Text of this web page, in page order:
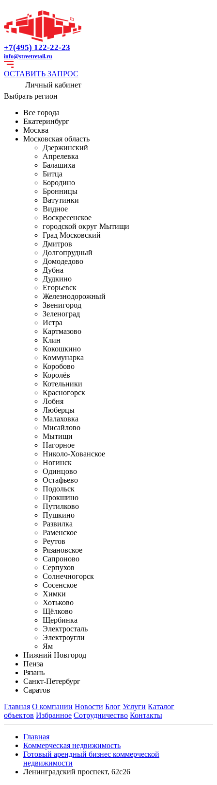
+7(495) 122-22-23
info@streetretail.ru
ОСТАВИТЬ ЗАПРОС
Личный кабинет
Выбрать регион
Все города
Екатеринбург
Москва
Московская область
Дзержинский
Апрелевка
Балашиха
Битца
Бородино
Бронницы
Ватутинки
Видное
Воскресенское
городской округ Мытищи
Град Московский
Дмитров
Долгопрудный
Домодедово
Дубна
Дудкино
Егорьевск
Железнодорожный
Звенигород
Зеленоград
Истра
Картмазово
Клин
Кокошкино
Коммунарка
Коробово
Королёв
Котельники
Красногорск
Лобня
Люберцы
Малаховка
Мисайлово
Мытищи
Нагорное
Николо-Хованское
Ногинск
Одинцово
Остафьево
Подольск
Прокшино
Путилково
Пушкино
Развилка
Раменское
Реутов
Рязановское
Сапроново
Серпухов
Солнечногорск
Сосенское
Химки
Хотьково
Щёлково
Щербинка
Электросталь
Электроугли
Ям
Нижний Новгород
Пенза
Рязань
Санкт-Петербург
Саратов
Главная О компании Новости Блог Услуги Каталог
объектов Избранное Сотрудничество Контакты
Главная
Коммерческая недвижимость
Готовый арендный бизнес коммерческой
недвижимости
Ленинградский проспект, 62с26